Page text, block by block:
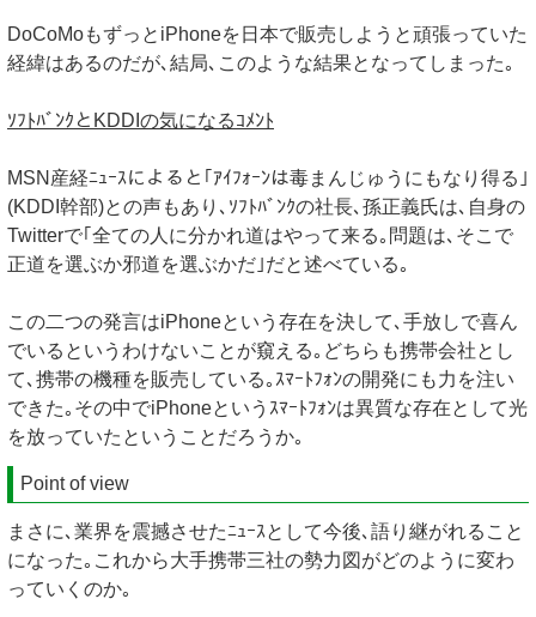
DoCoMoもずっとiPhoneを日本で販売しようと頑張っていた
経緯はあるのだが､結局､このような結果となってしまった｡
ｿﾌﾄﾊﾞﾝｸとKDDIの気になるｺﾒﾝﾄ
MSN産経ﾆｭｰｽによると｢ｱｲﾌｫｰﾝは毒まんじゅうにもなり得る｣
(KDDI幹部)との声もあり､ｿﾌﾄﾊﾞﾝｸの社長､孫正義氏は､自身の
Twitterで｢全ての人に分かれ道はやって来る｡問題は､そこで
正道を選ぶか邪道を選ぶかだ｣だと述べている｡
この二つの発言はiPhoneという存在を決して､手放しで喜ん
でいるというわけないことが窺える｡どちらも携帯会社とし
て､携帯の機種を販売している｡ｽﾏｰﾄﾌｫﾝの開発にも力を注い
できた｡その中でiPhoneというｽﾏｰﾄﾌｫﾝは異質な存在として光
を放っていたということだろうか｡
Point of view
まさに､業界を震撼させたﾆｭｰｽとして今後､語り継がれること
になった｡これから大手携帯三社の勢力図がどのように変わ
っていくのか｡